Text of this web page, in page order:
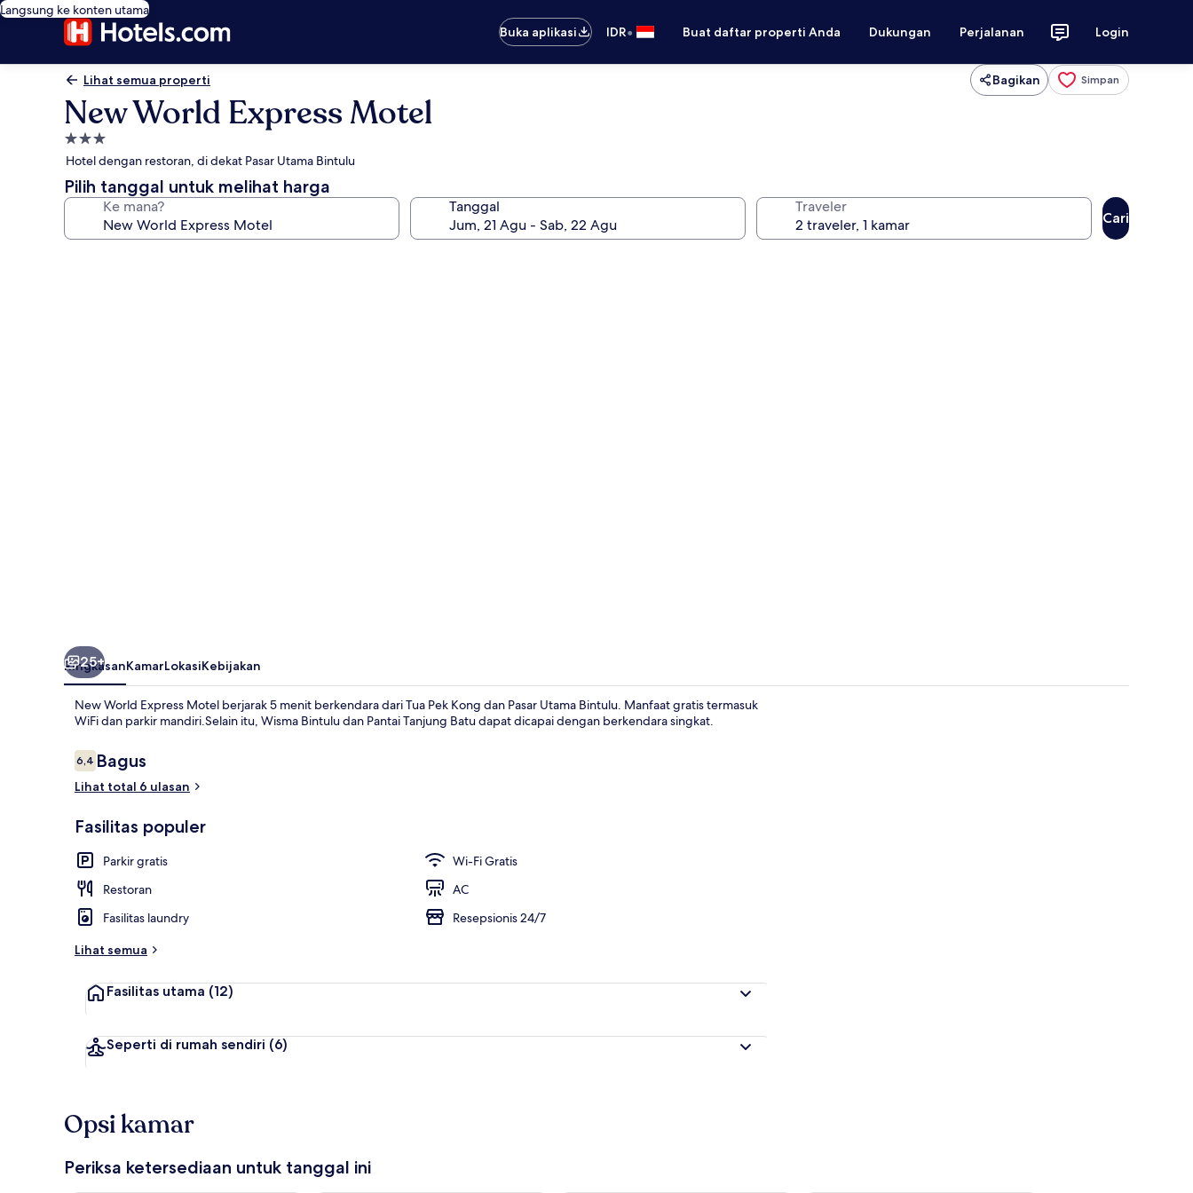
Langsung ke konten utama
Buka aplikasi
IDR• Buat daftar properti Anda Dukungan Perjalanan Login
Lihat semua properti Bagikan Simpan
New World Express Motel
Properti
bintang
3.0
Hotel dengan restoran, di dekat Pasar Utama Bintulu
Pilih tanggal untuk melihat harga
Ke mana? Tanggal Traveler
Cari
25+
RingkasanKamarLokasiKebijakan
New World Express Motel berjarak 5 menit berkendara dari Tua Pek Kong dan Pasar Utama Bintulu. Manfaat gratis termasuk
WiFi dan parkir mandiri.Selain itu, Wisma Bintulu dan Pantai Tanjung Batu dapat dicapai dengan berkendara singkat.
Ulasan
6,46,4 dari 10
Bagus
Lihat total 6 ulasan
Fasilitas populer
Parkir gratis
Wi-Fi Gratis
Restoran
AC
Fasilitas laundry
Resepsionis 24/7
Lihat semua
Fasilitas utama (12)
Seperti di rumah sendiri (6)
Opsi kamar
Periksa ketersediaan untuk tanggal ini